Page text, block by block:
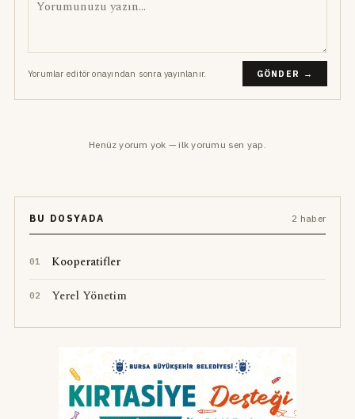
Yorumlar editör onayından sonra yayınlanır. GÖNDER →
Henüz yorum yok — ilk yorumu sen yap.
BU DOSYADA 2 haber
01 Kooperatifler
02 Yerel Yönetim